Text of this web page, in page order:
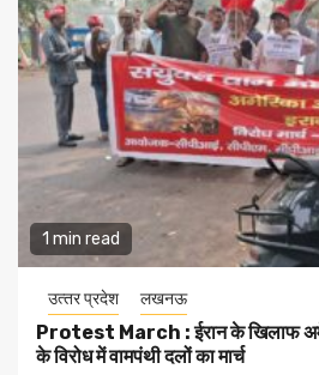
1 min read
उत्‍तर प्रदेश लखनऊ
Protest March : ईरान के खिलाफ
के विरोध में वामपंथी दलों का मार्च